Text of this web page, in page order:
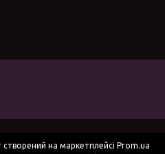
створений на маркетплейсі Prom.ua